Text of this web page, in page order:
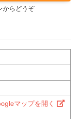
からどうぞ
マップを開く